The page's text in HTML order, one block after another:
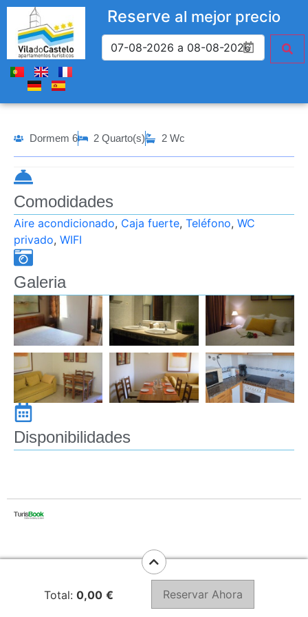
Reserve al mejor precio
Dormem 6 2 Quarto(s) 2 Wc
Comodidades
Aire acondicionado, Caja fuerte, Teléfono, WC
privado, WIFI
Galeria
Disponibilidades
Total:0,00 € Reservar Ahora